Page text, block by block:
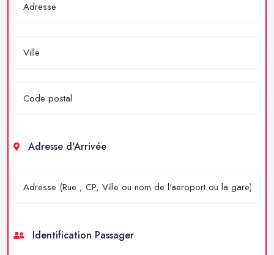
Adresse d'Arrivée
Identification Passager